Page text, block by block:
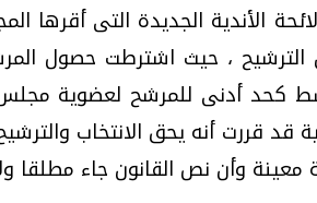
الأندية الجديدة التى أقرها
الترشيح ، حيث اشترطت حصول
قد قررت أنه يحق الانتخاب
معينة وأن نص القانون جاء مطلقا